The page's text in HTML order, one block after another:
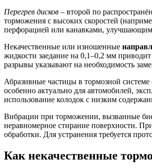
Перегрев дисков – второй по
торможения с высоких скоростей
перфорацией или канавками,
Некачественные или изношенные
жидкости заедание на 0,1–0,2 мм
разрывы указывают на необходимость
Абразивные частицы в тормозной
особенно актуально для автомобилей,
использование колодок с низким
Вибрации при торможении, вызванные
неравномерное стирание поверхности.
обработки. Для устранения требуется
Как некачественные